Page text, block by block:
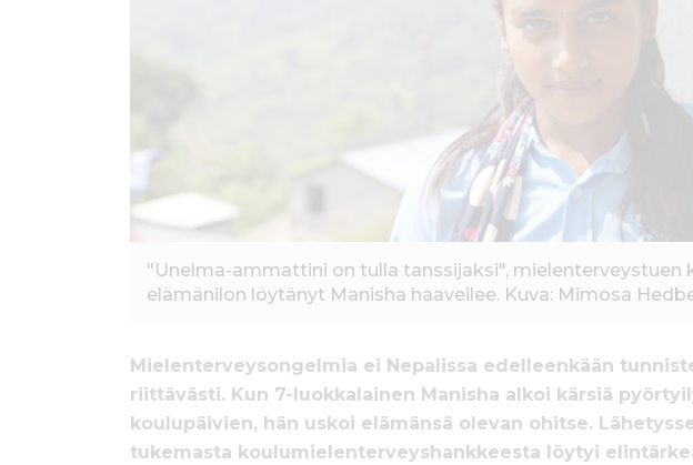
"Unelma-ammattini on tulla tanssijaksi", mielenterveystuen
elämänilon löytänyt Manisha haaveilee. Kuva: Mimosa
Mielenterveysongelmia ei Nepalissa edelleenkään
riittävästi. Kun 7-luokkalainen Manisha alkoi kärsiä
koulupäivien, hän uskoi elämänsä olevan ohitse.
tukemasta koulumielenterveyshankkeesta löytyi